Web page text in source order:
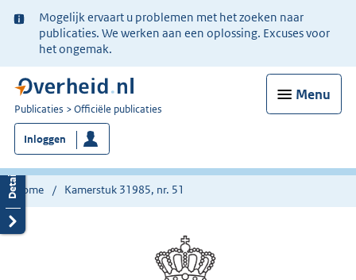
Ter
informatie:
Mogelijk ervaart u problemen met het zoeken naar
publicaties. We werken aan een oplossing. Excuses voor
het ongemak.
Menu
U
bent
nu
hier:
Publicaties Officiële publicaties
Inloggen
Home Kamerstuk 31985, nr. 51